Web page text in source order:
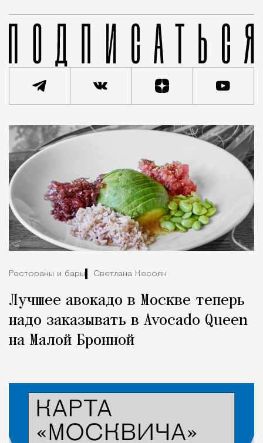
Рестораны и бары Светлана Кесоян
Лучшее авокадо в Москве теперь
надо заказывать в Avocado Queen
на Малой Бронной